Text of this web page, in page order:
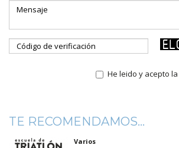
He leido y acepto la
TE RECOMENDAMOS...
Varios